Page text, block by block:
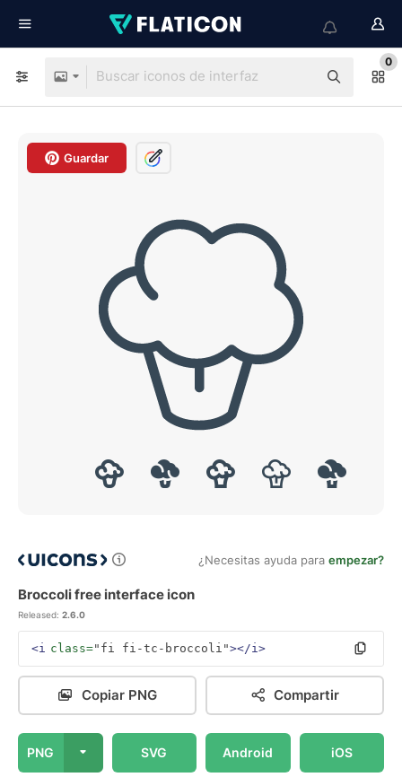
0
Guardar
¿Necesitas ayuda para empezar?
Broccoli free interface icon
Released: 2.6.0
<i class="fi fi-tc-broccoli"></i>
Copiar PNG Compartir
PNG SVG Android iOS